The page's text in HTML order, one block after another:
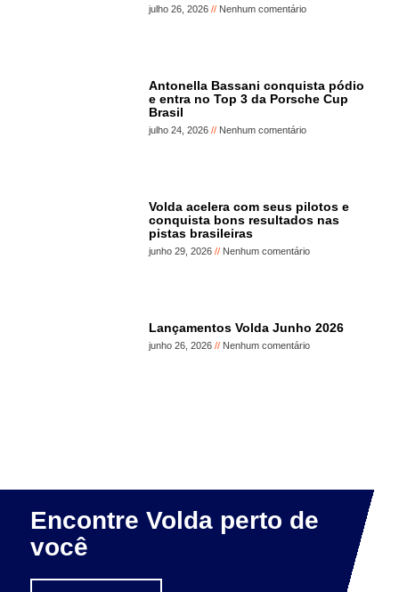
julho 26, 2026 Nenhum comentário
Antonella Bassani conquista pódio
e entra no Top 3 da Porsche Cup
Brasil
julho 24, 2026 Nenhum comentário
Volda acelera com seus pilotos e
conquista bons resultados nas
pistas brasileiras
junho 29, 2026 Nenhum comentário
Lançamentos Volda Junho 2026
junho 26, 2026 Nenhum comentário
Encontre Volda perto de
você